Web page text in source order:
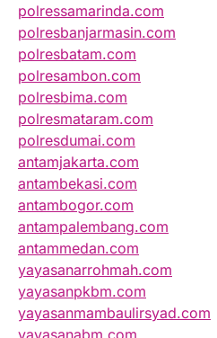
polressamarinda.com
polresbanjarmasin.com
polresbatam.com
polresambon.com
polresbima.com
polresmataram.com
polresdumai.com
antamjakarta.com
antambekasi.com
antambogor.com
antampalembang.com
antammedan.com
yayasanarrohmah.com
yayasanpkbm.com
yayasanmambaulirsyad.com